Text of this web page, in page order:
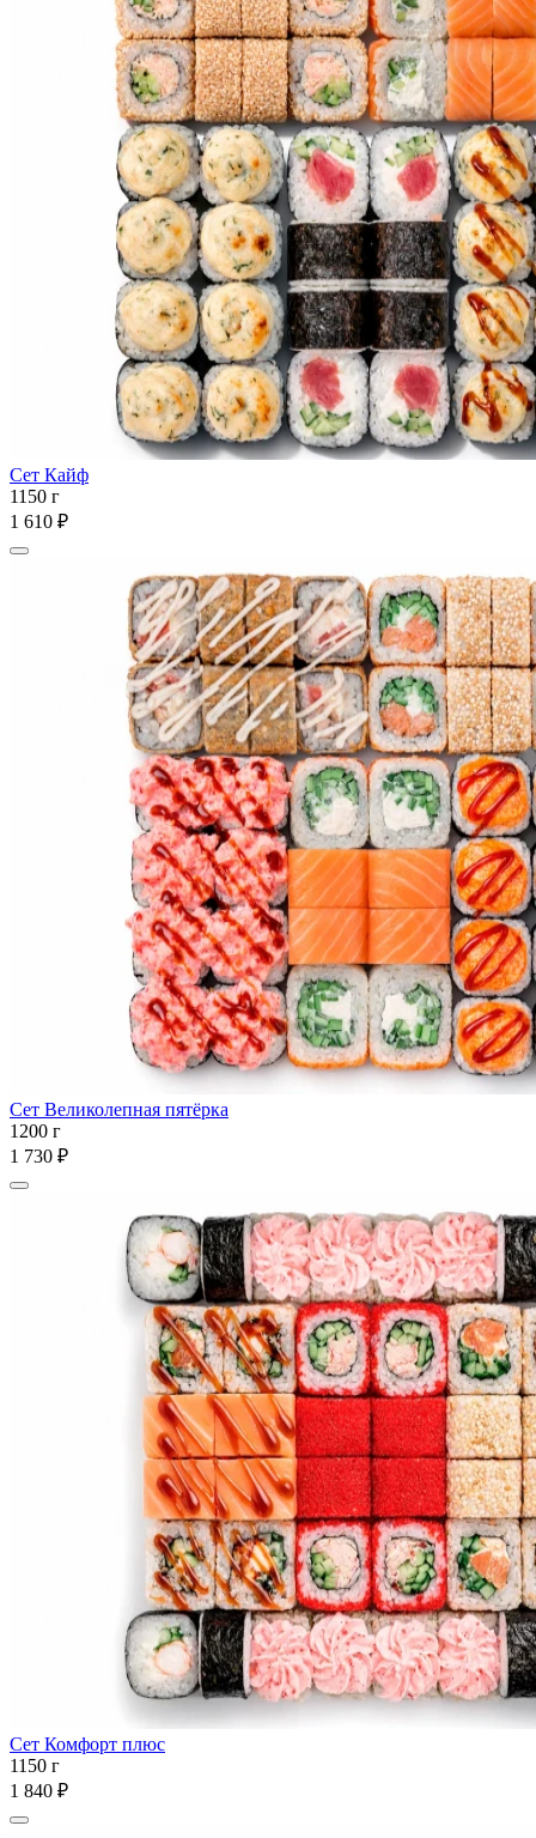
Сет Кайф
1150 г
1 610 ₽
Сет Великолепная пятёрка
1200 г
1 730 ₽
Сет Комфорт плюс
1150 г
1 840 ₽